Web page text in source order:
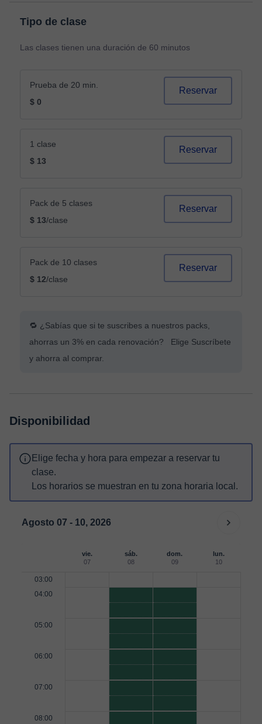
Tipo de clase
Las clases tienen una duración de 60 minutos
Prueba de 20 min.
$ 0
Reservar
1 clase
$ 13
Reservar
Pack de 5 clases
$ 13/clase
Reservar
Pack de 10 clases
$ 12/clase
Reservar
🔁 ¿Sabías que si te suscribes a nuestros packs,
ahorras un 3% en cada renovación? Elige Suscríbete
y ahorra al comprar.
Disponibilidad
Elige fecha y hora para empezar a reservar tu
clase.
Los horarios se muestran en tu zona horaria local.
Agosto 07 - 10, 2026
vie.
07
sáb.
08
dom.
09
lun.
10
03:00
04:00
05:00
06:00
07:00
08:00